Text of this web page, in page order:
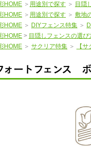
HOME ＞ 用途別で探す ＞ 目隠
HOME ＞ 用途別で探す ＞ 敷地
HOME ＞ DIYフェンス特集 ＞
HOME > 目隠しフェンスの選び
HOME ＞ サクリア特集 ＞ 【
ォートフェンス